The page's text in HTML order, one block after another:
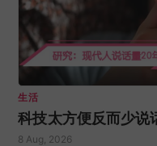
生活
科技太方便反而少说话！ 25岁以下“语言流
重！
8 Aug, 2026